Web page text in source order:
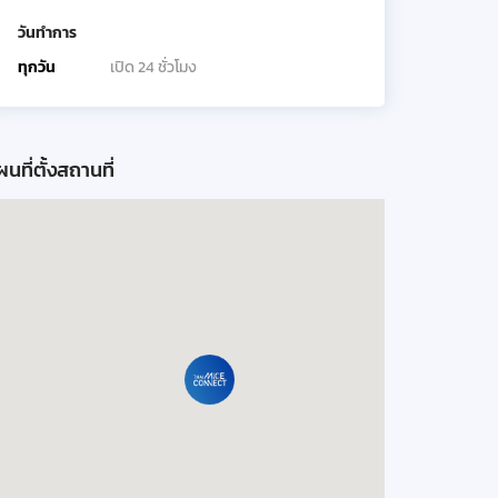
วันทำการ
ทุกวัน
เปิด 24 ชั่วโมง
นที่ตั้งสถานที่